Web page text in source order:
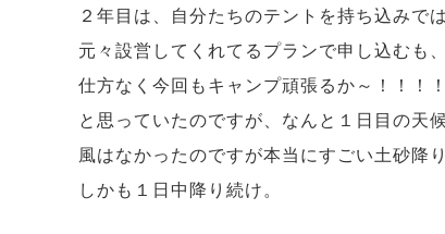
２年目は、自分たちのテントを持ち込みで
元々設営してくれてるプランで申し込むも
仕方なく今回もキャンプ頑張るか～！！！！
と思っていたのですが、なんと１日目の天
風はなかったのですが本当にすごい土砂降
しかも１日中降り続け。